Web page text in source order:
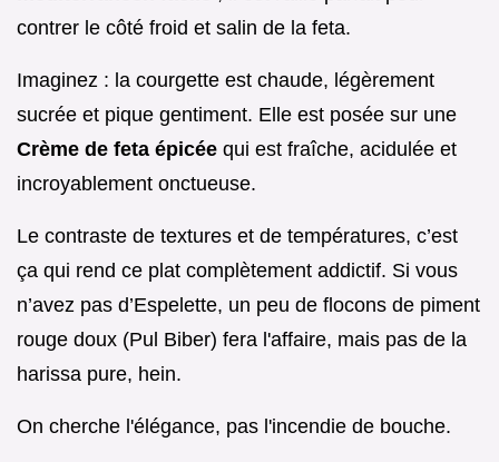
contrer le côté froid et salin de la feta.
Imaginez : la courgette est chaude, légèrement
sucrée et pique gentiment. Elle est posée sur une
Crème de feta épicée qui est fraîche, acidulée et
incroyablement onctueuse.
Le contraste de textures et de températures, c’est
ça qui rend ce plat complètement addictif. Si vous
n’avez pas d’Espelette, un peu de flocons de piment
rouge doux (Pul Biber) fera l'affaire, mais pas de la
harissa pure, hein.
On cherche l'élégance, pas l'incendie de bouche.